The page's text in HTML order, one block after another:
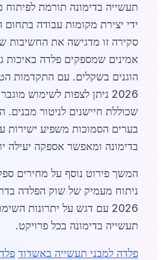
תעשייה בדימונה תורמת לפיתוח
ידי יצירת מקומות עבודה בתחום
סקירה זו מדגישה את החשיבות
אמינים שמספקים פלדה באיכות
הוגנים בשקלים. עם התקדמות
2026 ניתן לצפות לשימוש
שכוללת חיישנים לניטור מבנים.
בערים הסמוכות משפיע ישירות
בדימונה ומאפשר אספקה יעילה
המשך פירוט נוסף על מחירים
ניתוח מעמיק של שוק הפלדה
2026 עם דגש על יתרונות
תעשייה בדימונה בכל פרויקט.
פלדה למבני תעשייה באשדוד